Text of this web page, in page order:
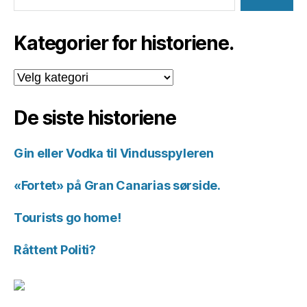
Kategorier for historiene.
Kategorier
for
De siste historiene
Gin eller Vodka til Vindusspyleren
«Fortet» på Gran Canarias sørside.
Tourists go home!
Råttent Politi?